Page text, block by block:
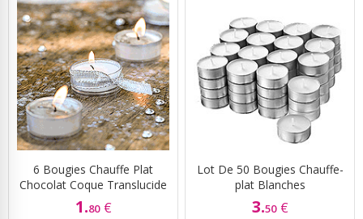
6 Bougies Chauffe Plat
Chocolat Coque Translucide
1.80 €
Lot De 50 Bougies Chauffe-
plat Blanches
3.50 €